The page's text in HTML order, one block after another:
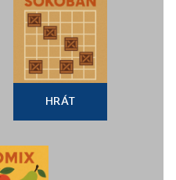
HRÁT